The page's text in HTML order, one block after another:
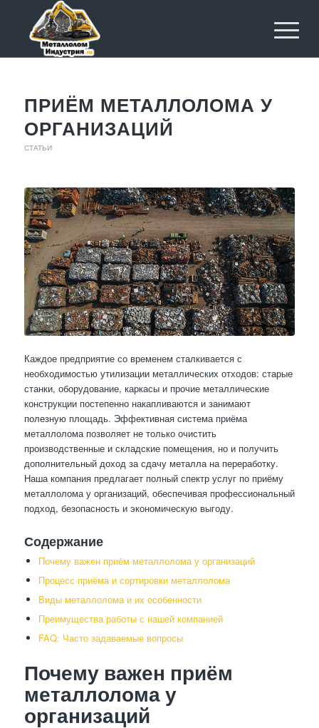
ПРИЁМ МЕТАЛЛОЛОМА У
ОРГАНИЗАЦИЙ
СТАТЬИ
Каждое предприятие со временем сталкивается с
необходимостью утилизации металлических отходов: старые
станки, оборудование, каркасы и прочие металлические
конструкции постепенно накапливаются и занимают
полезную площадь. Эффективная система приёма
металлолома позволяет не только очистить
производственные и складские помещения, но и получить
дополнительный доход за сдачу металла на переработку.
Наша компания предлагает полный спектр услуг по приёму
металлолома у организаций, обеспечивая профессиональный
подход, безопасность и экономическую выгоду.
Содержание
Почему важен приём металлолома у организаций
Процесс приёма и сортировки металлолома
Виды металлолома и их особенности
Преимущества работы с нашей компанией
FAQ: Часто задаваемые вопросы
Почему важен приём
металлолома у
организаций